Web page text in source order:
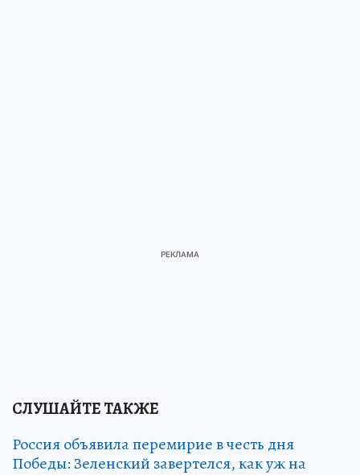
СЛУШАЙТЕ ТАКЖЕ
Россия объявила перемирие в честь дня
Победы: Зеленский завертелся, как уж на